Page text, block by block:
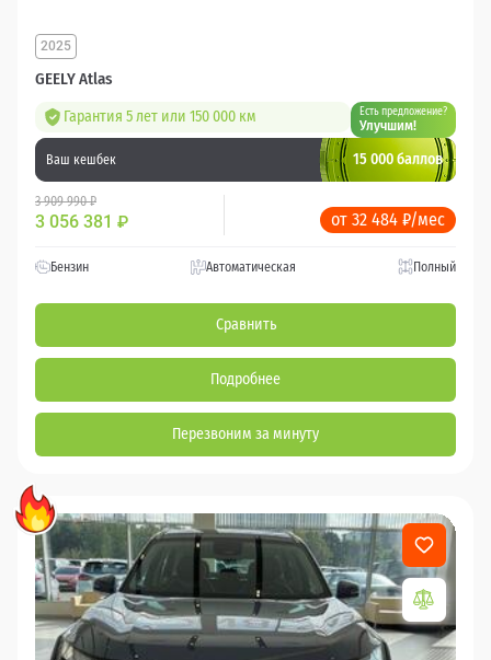
GEELY Atlas
2025
Гарантия 5 лет или 150 000 км Есть предложение?
Улучшим!
Ваш кешбек 15 000 баллов
3 909 990 ₽
3 056 381 ₽ от 32 484 ₽/мес
Бензин Автоматическая Полный
Сравнить
Подробнее
Перезвоним за минуту